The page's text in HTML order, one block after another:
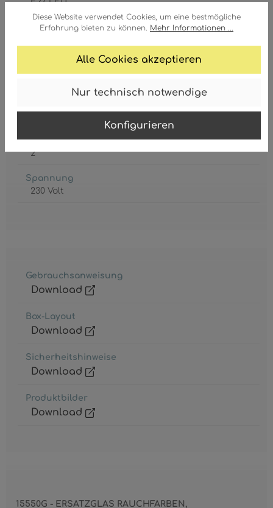
Diese Website verwendet Cookies, um eine bestmögliche
Erfahrung bieten zu können. Mehr Informationen ...
Alle Cookies akzeptieren
Nur technisch notwendige
Konfigurieren
Leistungsaufnahme
Leuchtmittel inkl.
Schutzklasse
2
Spannung
230 Volt
Gebrauchsanweisung
Download
Box-Layout
Download
Sicherheitshinweise
Download
Produktbilder
Download
15550G - ERSATZGLAS RAUCHFARBEN,